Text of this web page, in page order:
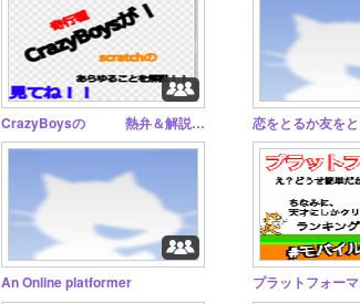
CrazyBoysの 熱弁＆解説Studio 恋をとるか友を
An Online platformer